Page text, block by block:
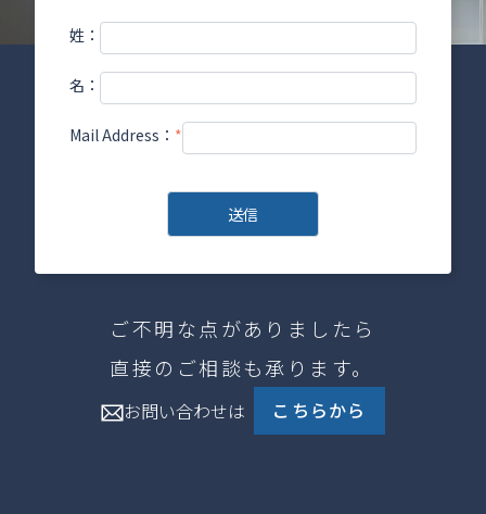
ご不明な点がありましたら
直接のご相談も承ります。
お問い合わせは こちらから
姓：
名：
Mail Address： *